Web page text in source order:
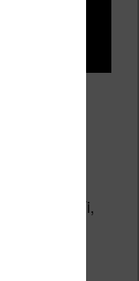
cœur 240
Ko, Wi-Fi,